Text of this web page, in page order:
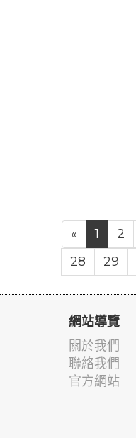
« 1 2
28
29
網站導覽
關於我們
聯絡我們
官方網站